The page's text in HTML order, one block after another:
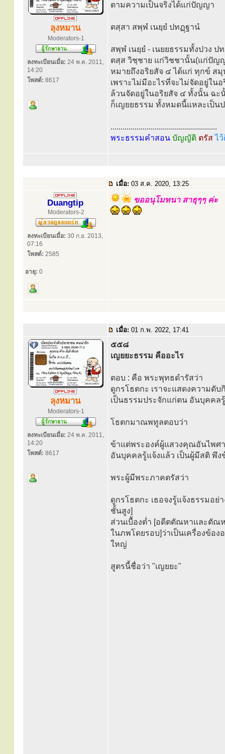
ลุงหมาน
Moderators-1
ลงทะเบียนเมื่อ: 24 พ.ค. 2011,
14:20
โพสต์: 8617
ตามความเป็นจริงได้แก่ปัญญา
ตสฺสา สพฺพํ เนยฺยํ ปทฏฺฐานํ
สพฺพํ เนยฺยํ - เนยยธรรมทั้งปวง ป
ตสฺส วิชฺชาย แก่วิชชานั้น(แก่ปัญ
หมายถึงอริยสัจ ๔ ได้แก่ ทุกข์ ส
เพราะไม่มีอะไรที่จะไม่จัดอยู่ใน
ล้วนจัดอยู่ในอริยสัจ ๔ ทั้งนั้น ฉะ
ก็เญยยธรรม ทั้งหมดนี้แหละเป็น
.....................................................
พระธรรมคำสอน บัญญัติ ตรัสไ
เมื่อ: 03 ส.ค. 2020, 13:25
Duangtip
Moderators-2
ลงทะเบียนเมื่อ: 30 ก.ย. 2013,
07:16
โพสต์: 2585
อายุ: 0
ขออนุโมทนา สาธุๆๆ ค่ะ
เมื่อ: 01 ก.พ. 2022, 17:41
ลุงหมาน
Moderators-1
ลงทะเบียนเมื่อ: 24 พ.ค. 2011,
14:20
โพสต์: 8617
๕๕๘
เญยยะธรรม คืออะไร
ตอบ : คือ พระพุทธดำรัสว่า
ดูกรโธตกะ เราจะแสดงความดับ
เป็นธรรมประจักแก่ตน อันบุคค
โธตกมาณพทูลตอบว่า
ข้าแต่พระองค์ผู้แสวงคุณอันไพศ
อันบุคคลรู้แจ้งแล้ว เป็นผู้มีสติ พึ
พระผู้มีพระภาคตรัสว่า
ดูกรโธตกะ เธอจงรู้แจ้งธรรมอ
ชั้นสูง]
ส่วนเบื้องต่ำ [อดีตตัณหาและตัณ
ในภพโดยรอบ]ว่าเป็นเครื่องข้อ
ใหญ่
สูตรนี้ชื่อว่า "เญยยะ"